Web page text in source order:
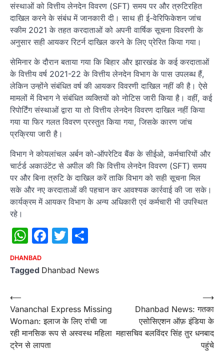
संस्थाओं को वित्तीय लेनदेन विवरण (SFT) समय पर और त्रुटिरहित
दाखिल करने के संबंध में जानकारी दी। साथ ही ई-वेरिफिकेशन जांच
स्कीम 2021 के तहत करदाताओं को अपनी वार्षिक सूचना विवरणी के
अनुसार सही आयकर रिटर्न दाखिल करने के लिए प्रेरित किया गया।
सेमिनार के दौरान बताया गया कि बिहार और झारखंड के कई करदाताओं
के वित्तीय वर्ष 2021-22 के वित्तीय लेनदेन विभाग के पास उपलब्ध हैं,
लेकिन उन्होंने संबंधित वर्ष की आयकर विवरणी दाखिल नहीं की है। ऐसे
मामलों में विभाग ने संबंधित व्यक्तियों को नोटिस जारी किया है। वहीं, कई
रिपोर्टिंग संस्थाओं द्वारा या तो वित्तीय लेनदेन विवरण दाखिल नहीं किया
गया या फिर गलत विवरण प्रस्तुत किया गया, जिसके कारण जांच
प्रक्रिया जारी है।
विभाग ने कोयलांचल अर्बन को-ऑपरेटिव बैंक के सीईओ, कर्मचारियों और
चार्टर्ड अकाउंटेंट से अपील की कि वित्तीय लेनदेन विवरण (SFT) समय
पर और बिना त्रुटि के दाखिल करें ताकि विभाग को सही सूचना मिल
सके और नए करदाताओं की पहचान कर आवश्यक कार्रवाई की जा सके।
कार्यक्रम में आयकर विभाग के अन्य अधिकारी एवं कर्मचारी भी उपस्थित
रहे।
WhatsApp
Facebook
Twitter
DHANBAD
Tagged Dhanbad News
Post
navigation
⟵
Vananchal Express Missing
Woman: इलाज के लिए रांची जा
रही मानसिक रूप से अस्वस्थ महिला
ट्रेन से लापता
Dhanbad News: गतका
एसोसिएशन ऑफ़ इंडिया के
महासचिव बलविंदर सिंह तुर धनबाद
पहुंचे
⟶